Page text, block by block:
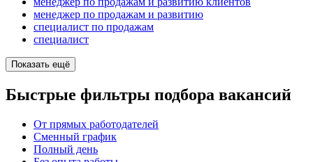
менеджер по продажам и развитию
специалист по продажам
специалист
Показать ещё
Быстрые фильтры подбора вакансий
От прямых работодателей
Сменный график
Полный день